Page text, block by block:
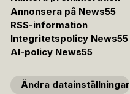
Annonsera på News55
RSS-information
Integritetspolicy News55
AI-policy News55
Ändra datainställningar